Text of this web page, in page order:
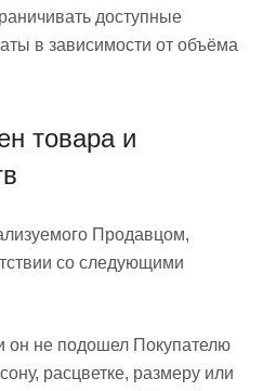
доступные
в зависимости от объёма
товара и
Продавцом,
со следующими
он не подошел Покупателю
расцветке, размеру или